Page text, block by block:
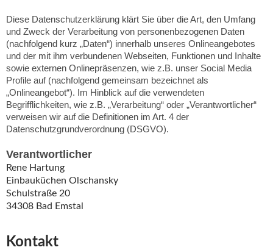
Diese Datenschutzerklärung klärt Sie über die Art, den Umfang
und Zweck der Verarbeitung von personenbezogenen Daten
(nachfolgend kurz „Daten“) innerhalb unseres Onlineangebotes
und der mit ihm verbundenen Webseiten, Funktionen und Inhalte
sowie externen Onlinepräsenzen, wie z.B. unser Social Media
Profile auf (nachfolgend gemeinsam bezeichnet als
„Onlineangebot“). Im Hinblick auf die verwendeten
Begrifflichkeiten, wie z.B. „Verarbeitung“ oder „Verantwortlicher“
verweisen wir auf die Definitionen im Art. 4 der
Datenschutzgrundverordnung (DSGVO).
Verantwortlicher
Rene Hartung
Einbauküchen Olschansky
Schulstraße 20
34308 Bad Emstal
Kontakt